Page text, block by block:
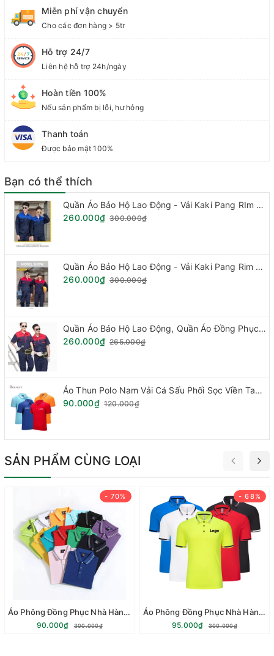
- Mầu sắc: Theo yêu cầu của khách hàng
- Sai số: May theo sai số tiêu chuẩn S,M, L, XL, 2XL... tương
ứng với sai 5 6 7 8 9
- Thời gian đặt Hàng: 10 -15 Ngày tùy vào số lượng đơn Hàng.
Để Biết thêm chi tiết.
Xin liên hệ: A Vũ ĐT/Zalo- 0972883579
Công Ty CP SX TM TNT Việt Nam
Miễn phí vận chuyển
Cho các đơn hàng > 5tr
Hỗ trợ 24/7
Liên hệ hỗ trợ 24h/ngày
Hoàn tiền 100%
Nếu sản phẩm bị lỗi, hư hỏng
Thanh toán
Được bảo mật 100%
Bạn có thể thích
Quần Áo Bảo Hộ Lao Động - Vải Kaki Pang RIm Hàn Quốc
260.000₫ 300.000₫
Quần Áo Bảo Hộ Lao Động - Vải Kaki Pang Rim Hàn Quốc
260.000₫ 300.000₫
Quần Áo Báo Hộ Lao Động, Quần Áo Đồng Phục - Vải Kaki Hàn Quốc Loại Phối Mầu (Hàng đặt theo mẫu)
260.000₫ 265.000₫
Áo Thun Polo Nam Vải Cá Sấu Phối Sọc Viền Tay Cổ.
90.000₫ 120.000₫
SẢN PHẨM CÙNG LOẠI
- 70%
Áo Phông Đồng Phục Nhà Hàng - Vải Cá Sấu Co Giãn 4 Chiều Vải 100% Cottong
90.000₫ 300.000₫
- 68%
Áo Phông Đồng Phục Nhà Hàng - Vải Cá Sấu Co Giãn 4 Chiều Vải PE
95.000₫ 300.000₫